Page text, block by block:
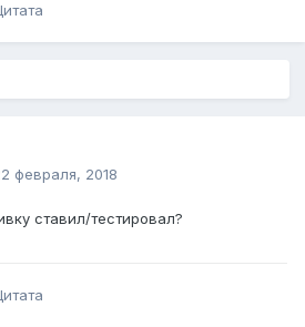
февраля, 2018
ставил/тестировал?